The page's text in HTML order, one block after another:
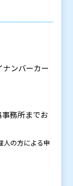
ナンバーカー
事務所までお
人の方による申